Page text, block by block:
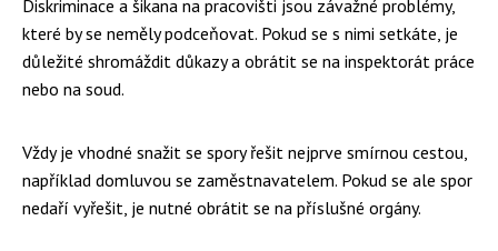
Diskriminace a šikana na pracovišti jsou závažné problémy,
které by se neměly podceňovat. Pokud se s nimi setkáte, je
důležité shromáždit důkazy a obrátit se na inspektorát práce
nebo na soud.
Vždy je vhodné snažit se spory řešit nejprve smírnou cestou,
například domluvou se zaměstnavatelem. Pokud se ale spor
nedaří vyřešit, je nutné obrátit se na příslušné orgány.